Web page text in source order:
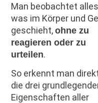
Man beobachtet
was im Körper und
geschieht,ohne zu
reagieren oder zu
urteilen.
So erkennt man
die drei
Eigenschaften aller